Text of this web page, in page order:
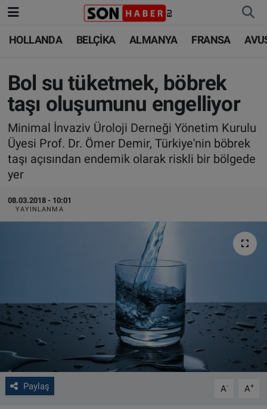
HOLLANDA BELÇİKA ALMANYA FRANSA
Bol su tüketmek, böbrek
taşı oluşumunu engelliyor
Minimal İnvaziv Üroloji Derneği Yönetim Kurulu
Üyesi Prof. Dr. Ömer Demir, Türkiye'nin böbrek
taşı açısından endemik olarak riskli bir bölgede
yer
08.03.2018 - 10:01
YAYINLANMA
Paylaş A- A+
HOLLANDA
BELÇİKA
ALMANYA
FRANSA
AVUSTURYA
SAĞLIK - YAŞAM
HOLLANDA
BELÇİKA
ALMANYA
TÜRKİYE
DÜNYA
BİLİM-TEKNOLOJİ
ALGEMENE VOORWAARDEN
CONTACT
Çerez Politikası
Nöbetçi Eczaneler
Hava Durumu
Trafik Durumu
Süper Lig Puan Durumu ve Fikstür
Tüm Manşetler
Son Dakika Haberleri